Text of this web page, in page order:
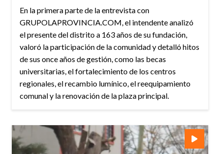
En la primera parte de la entrevista con
GRUPOLAPROVINCIA.COM, el intendente analizó
el presente del distrito a 163 años de su fundación,
valoró la participación de la comunidad y detalló hitos
de sus once años de gestión, como las becas
universitarias, el fortalecimiento de los centros
regionales, el recambio lumínico, el reequipamiento
comunal y la renovación de la plaza principal.